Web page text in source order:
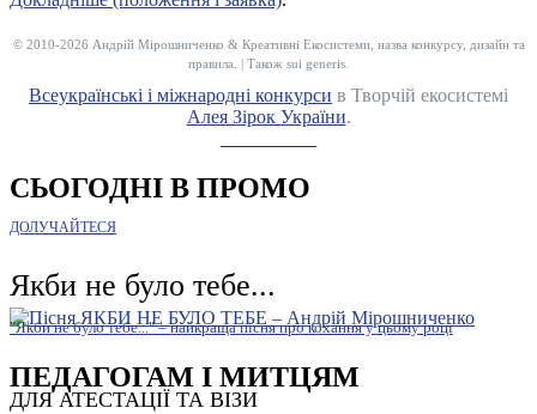
© 2010-2026 Андрій Мірошниченко & Креативні Екосистеми, назва конкурсу, дизайн та
правила. | Також sui generis.
Всеукраїнські і міжнародні конкурси в Творчій екосистемі
Алея Зірок України.
СЬОГОДНІ В ПРОМО
ДОЛУЧАЙТЕСЯ
Якби не було тебе...
"Якби не було тебе..." – найкраща пісня про кохання у цьому році
ПЕДАГОГАМ І МИТЦЯМ
ДЛЯ АТЕСТАЦІЇ ТА ВІЗИ